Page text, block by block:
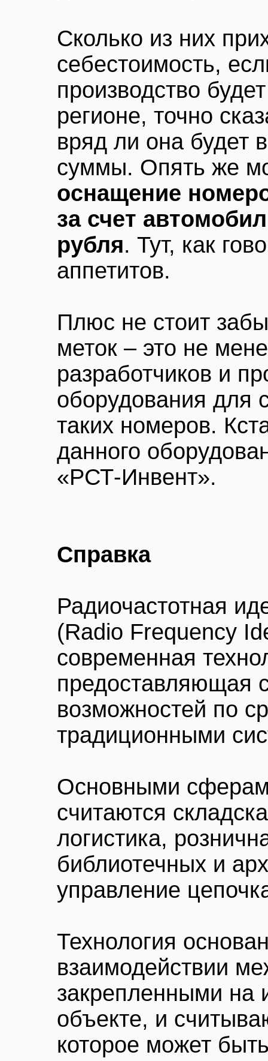
Сколько из них
себестоимость,
производство
регионе, точно
вряд ли она будет
суммы. Опять же
оснащение
за счет
рубля. Тут, как
аппетитов.
Плюс не стоит
меток – это не
разработчиков и
оборудования для
таких номеров.
данного
«РСТ-Инвент».
Справка
Радиочастотная
(Radio Frequency
современная
предоставляющая
возможностей по
традиционными
Основными
считаются
логистика,
библиотечных и
управление
Технология
взаимодействии
закрепленными на
объекте, и
которое может